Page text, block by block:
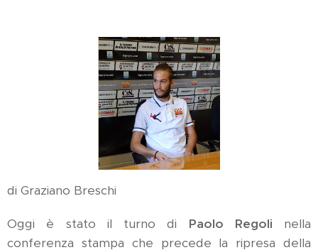
di Graziano Breschi
Oggi è stato il turno di Paolo Regoli nella
conferenza stampa che precede la ripresa della